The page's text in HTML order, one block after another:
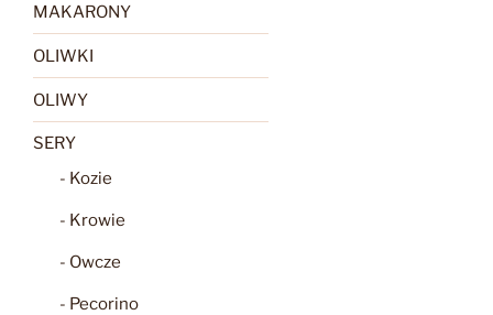
MAKARONY
OLIWKI
OLIWY
SERY
- Kozie
- Krowie
- Owcze
- Pecorino